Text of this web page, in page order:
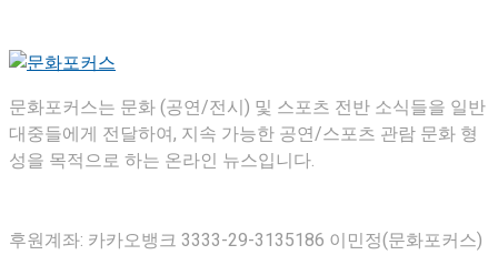
문화포커스는 문화 (공연/전시) 및 스포츠 전반 소식들을 일반
대중들에게 전달하여, 지속 가능한 공연/스포츠 관람 문화 형
성을 목적으로 하는 온라인 뉴스입니다.
후원계좌: 카카오뱅크 3333-29-3135186 이민정(문화포커스)